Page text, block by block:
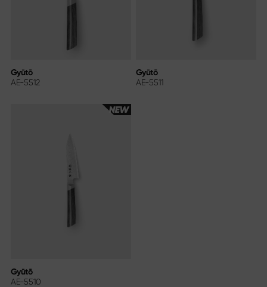
Gyūtō
AE-5512
Gyūtō
AE-5511
Gyūtō
AE-5510